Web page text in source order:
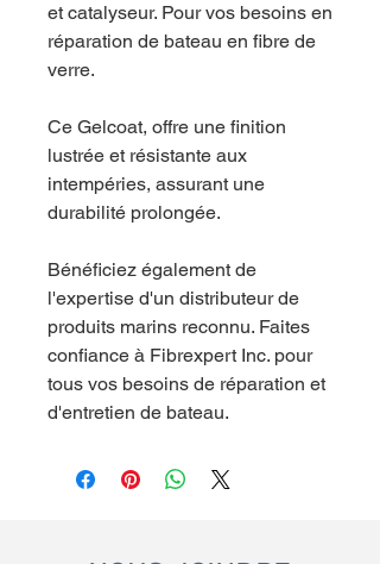
et catalyseur. Pour vos besoins en
réparation de bateau en fibre de
verre.
Ce Gelcoat, offre une finition
lustrée et résistante aux
intempéries, assurant une
durabilité prolongée.
Bénéficiez également de
l'expertise d'un distributeur de
produits marins reconnu. Faites
confiance à Fibrexpert Inc. pour
tous vos besoins de réparation et
d'entretien de bateau.